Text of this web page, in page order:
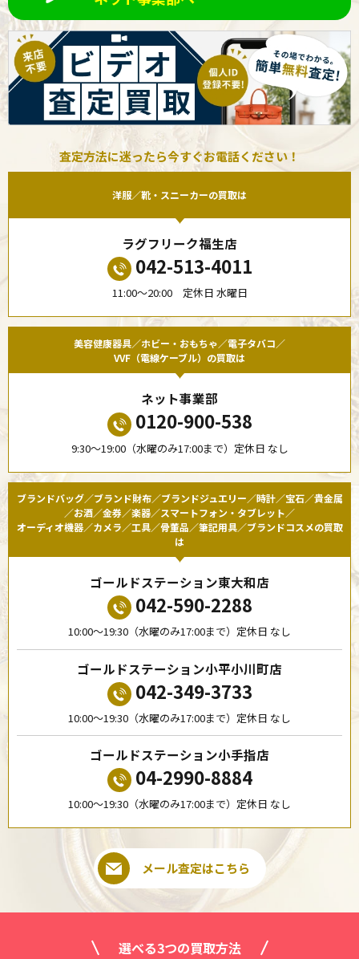
査定方法に迷ったら今すぐお電話ください！
洋服／靴・スニーカーの買取は
ラグフリーク福生店
042-513-4011
11:00〜20:00 定休日 水曜日
美容健康器具／ホビー・おもちゃ／電子タバコ／
VVF（電線ケーブル）の買取は
ネット事業部
0120-900-538
9:30〜19:00（水曜のみ17:00まで）定休日 なし
ブランドバッグ／ブランド財布／ブランドジュエリー／時計／宝石／貴金属
／お酒／金券／楽器／スマートフォン・タブレット／
オーディオ機器／カメラ／工具／骨董品／筆記用具／ブランドコスメの買取
は
ゴールドステーション東大和店
042-590-2288
10:00〜19:30（水曜のみ17:00まで）定休日 なし
ゴールドステーション小平小川町店
042-349-3733
10:00〜19:30（水曜のみ17:00まで）定休日 なし
ゴールドステーション小手指店
04-2990-8884
10:00〜19:30（水曜のみ17:00まで）定休日 なし
メール査定はこちら
選べる3つの買取方法